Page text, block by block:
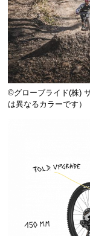
©️グローブライド(株)
は異なるカラーです）